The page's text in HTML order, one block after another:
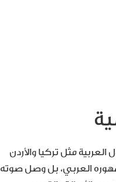
مثل تركيا والأردن
العربي، بل وصل صوته